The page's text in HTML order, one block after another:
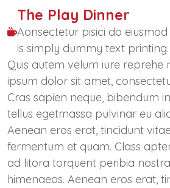
The Play Dinner
Aonsectetur pisici do
is simply dummy text printing.
Quis autem velum iure reprehe
ipsum dolor sit amet,
Cras sapien neque, bibendum
tellus egetmassa pulvinar eu
Aenean eros erat, tincidunt
fermentum et quam. Class
ad litora torquent peribia
himenaeos. Aenean eros erat,